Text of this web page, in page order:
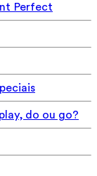
Perfect
do ou go?